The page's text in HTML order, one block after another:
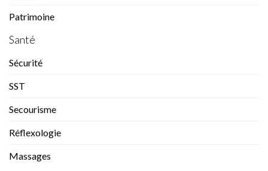
Patrimoine
Santé
Sécurité
SST
Secourisme
Réflexologie
Massages